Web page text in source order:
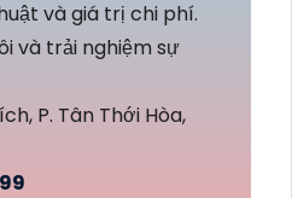
và giá trị chi phí.
và trải nghiệm sự
P. Tân Thới Hòa,